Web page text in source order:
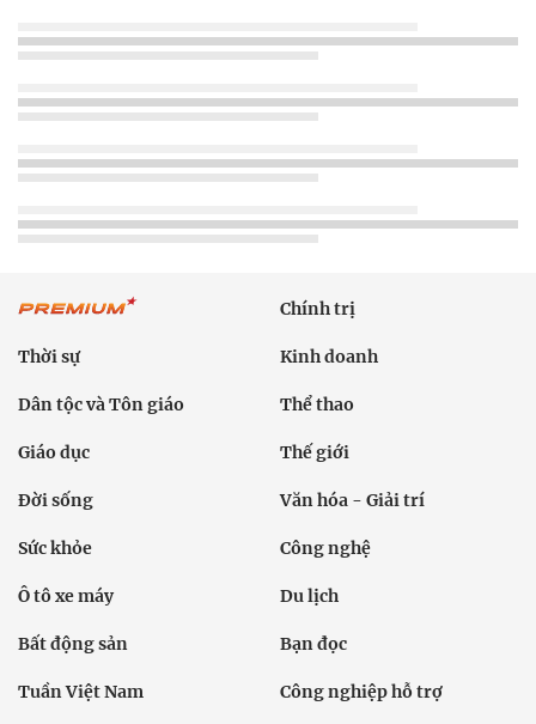
Chính trị
Thời sự Kinh doanh
Dân tộc và Tôn giáo Thể thao
Giáo dục Thế giới
Đời sống Văn hóa - Giải trí
Sức khỏe Công nghệ
Ô tô xe máy Du lịch
Bất động sản Bạn đọc
Tuần Việt Nam Công nghiệp hỗ trợ